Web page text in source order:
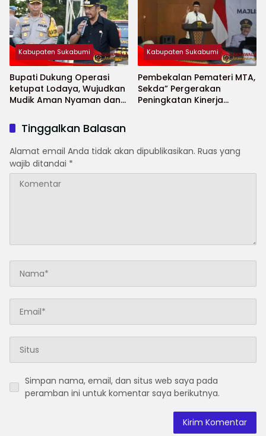
Kabupaten Sukabumi
Bupati Dukung Operasi
ketupat Lodaya, Wujudkan
Mudik Aman Nyaman dan
Kabupaten Sukabumi
Pembekalan Pemateri MTA,
Sekda” Pergerakan
Peningkatan Kinerja
Tinggalkan Balasan
Alamat email Anda tidak akan dipublikasikan. Ruas yang
wajib ditandai *
Simpan nama, email, dan situs web saya pada
peramban ini untuk komentar saya berikutnya.